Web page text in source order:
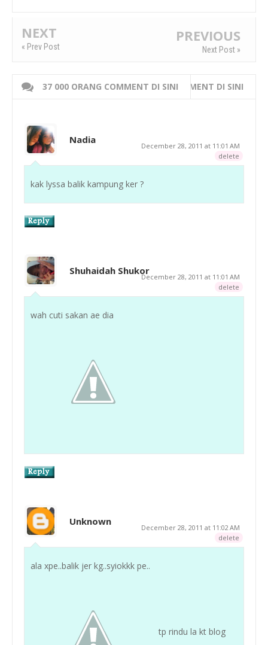
NEXT
« Prev Post
PREVIOUS
Next Post »
37 000 ORANG COMMENT DI SINI
WRITE 000 ORANG COMMENT DI SINI
Nadia
December 28, 2011 at 11:01 AM
delete
kak lyssa balik kampung ker ?
Shuhaidah Shukor
December 28, 2011 at 11:01 AM
delete
wah cuti sakan ae dia
Unknown
December 28, 2011 at 11:02 AM
delete
ala xpe..balik jer kg..syiokkk pe..
tp rindu la kt blog